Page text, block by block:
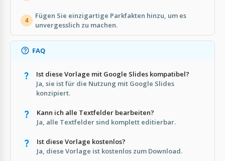
4
Fügen Sie einzigartige Parkfakten hinzu, um es
unvergesslich zu machen.
FAQ
Ist diese Vorlage mit Google Slides kompatibel?
Ja, sie ist für die Nutzung mit Google Slides
konzipiert.
Kann ich alle Textfelder bearbeiten?
Ja, alle Textfelder sind komplett editierbar.
Ist diese Vorlage kostenlos?
Ja, diese Vorlage ist kostenlos zum Download.